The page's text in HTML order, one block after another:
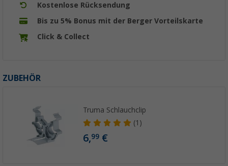
Kostenlose Rücksendung
Bis zu 5% Bonus mit der Berger Vorteilskarte
Click & Collect
ZUBEHÖR
Truma Schlauchclip
(1)
6,99 €